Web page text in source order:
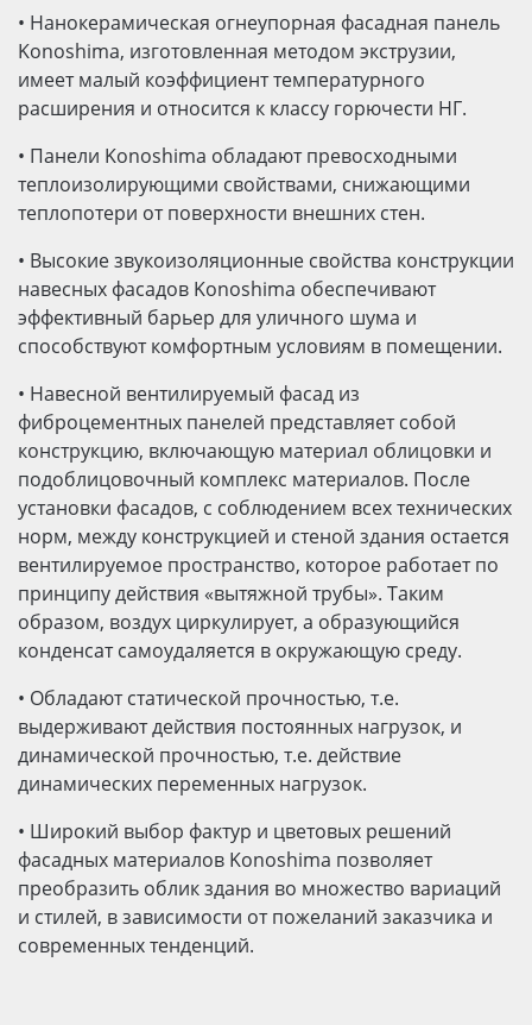
• Нанокерамическая огнеупорная фасадная панель
Konoshima, изготовленная методом экструзии,
имеет малый коэффициент температурного
расширения и относится к классу горючести НГ.
• Панели Konoshima обладают превосходными
теплоизолирующими свойствами, снижающими
теплопотери от поверхности внешних стен.
• Высокие звукоизоляционные свойства конструкции
навесных фасадов Konoshima обеспечивают
эффективный барьер для уличного шума и
способствуют комфортным условиям в помещении.
• Навесной вентилируемый фасад из
фиброцементных панелей представляет собой
конструкцию, включающую материал облицовки и
подоблицовочный комплекс материалов. После
установки фасадов, с соблюдением всех технических
норм, между конструкцией и стеной здания остается
вентилируемое пространство, которое работает по
принципу действия «вытяжной трубы». Таким
образом, воздух циркулирует, а образующийся
конденсат самоудаляется в окружающую среду.
• Обладают статической прочностью, т.е.
выдерживают действия постоянных нагрузок, и
динамической прочностью, т.е. действие
динамических переменных нагрузок.
• Широкий выбор фактур и цветовых решений
фасадных материалов Konoshima позволяет
преобразить облик здания во множество вариаций
и стилей, в зависимости от пожеланий заказчика и
современных тенденций.